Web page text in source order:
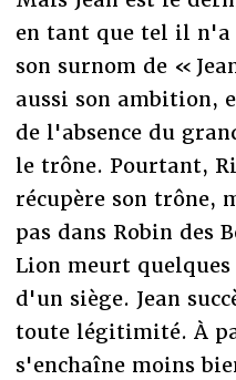
en tant que tel il n'a
son surnom de «
aussi son ambition,
de l'absence du
le trône. Pourtant,
récupère son trône,
pas dans Robin des
Lion meurt
d'un siège. Jean
toute légitimité. À
s'enchaîne moins